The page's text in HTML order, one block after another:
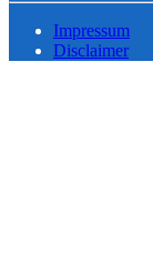
Impressum
Disclaimer